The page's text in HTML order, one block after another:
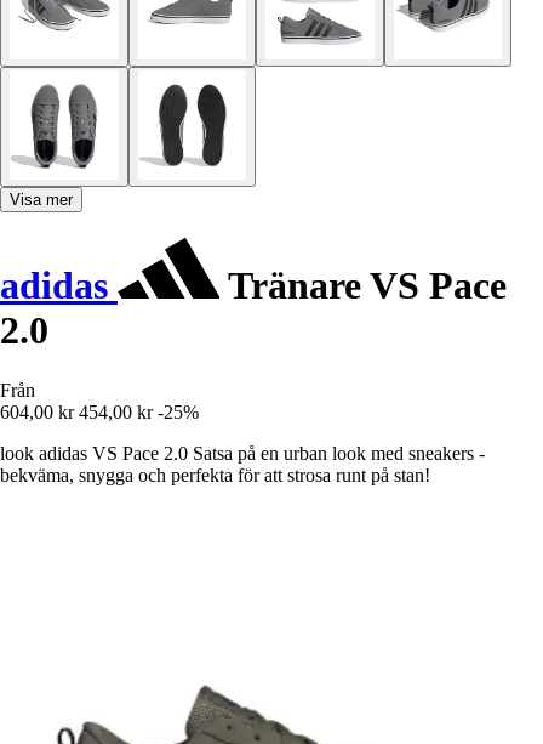
Visa mer
adidas
Tränare VS Pace
2.0
Från
604,00 kr 454,00 kr -25%
look adidas VS Pace 2.0 Satsa på en urban look med sneakers -
bekväma, snygga och perfekta för att strosa runt på stan!